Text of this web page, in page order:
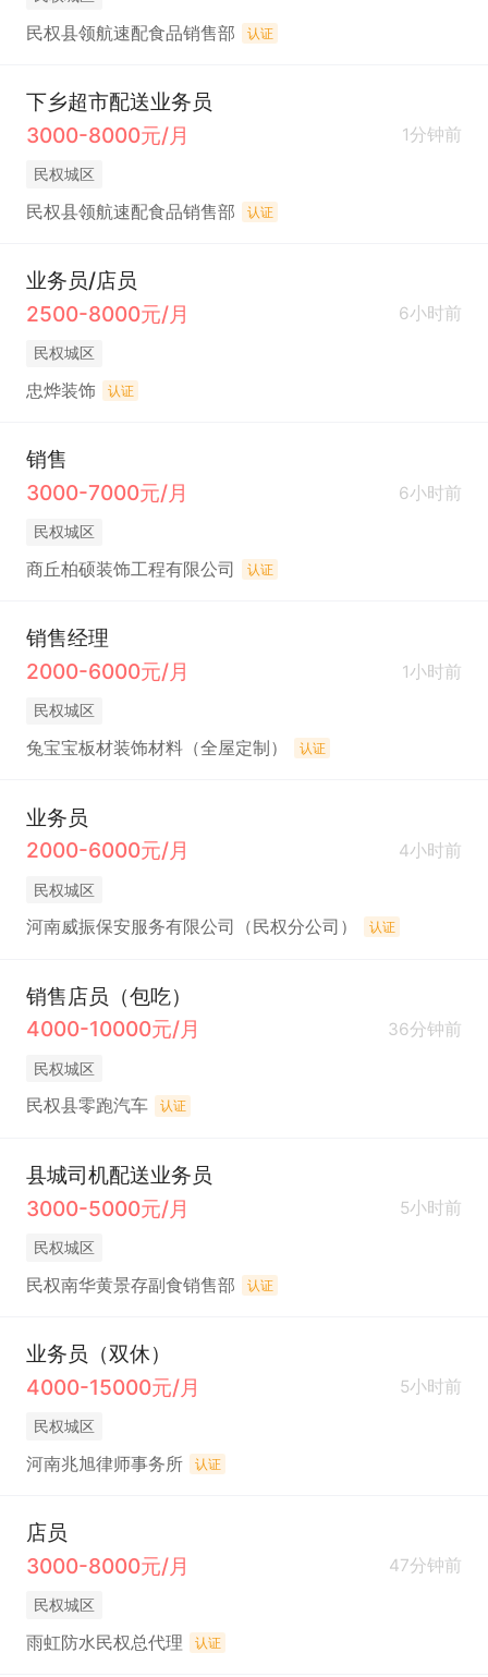
民权县领航速配食品销售部 认证
下乡超市配送业务员
3000-8000元/月
1分钟前
民权城区
民权县领航速配食品销售部 认证
业务员/店员
2500-8000元/月
6小时前
民权城区
忠烨装饰 认证
销售
3000-7000元/月
6小时前
民权城区
商丘柏硕装饰工程有限公司 认证
销售经理
2000-6000元/月
1小时前
民权城区
兔宝宝板材装饰材料（全屋定制） 认证
业务员
2000-6000元/月
4小时前
民权城区
河南威振保安服务有限公司（民权分公司） 认证
销售店员（包吃）
4000-10000元/月
36分钟前
民权城区
民权县零跑汽车 认证
县城司机配送业务员
3000-5000元/月
5小时前
民权城区
民权南华黄景存副食销售部 认证
业务员（双休）
4000-15000元/月
5小时前
民权城区
河南兆旭律师事务所 认证
店员
3000-8000元/月
47分钟前
民权城区
雨虹防水民权总代理 认证